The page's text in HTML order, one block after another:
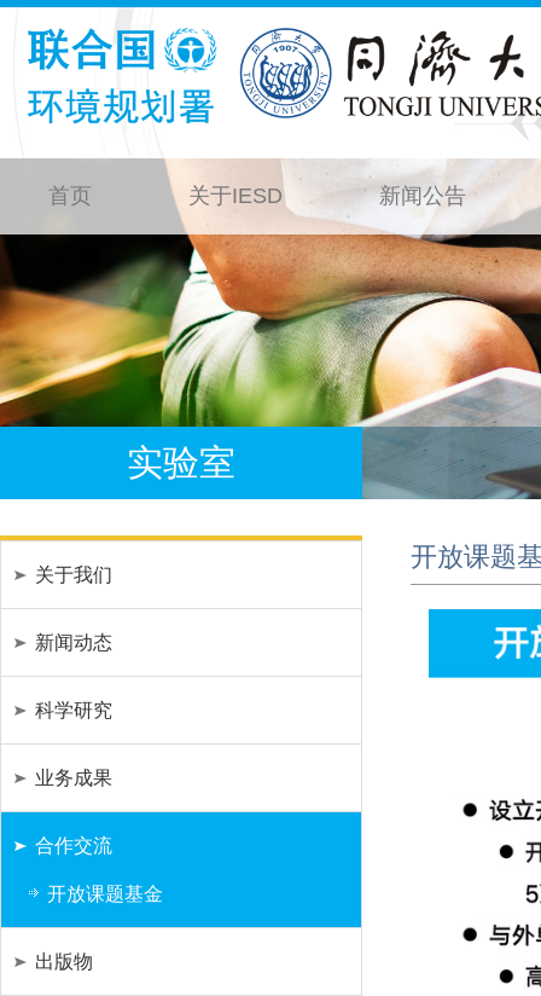
首页 关于IESD 新闻公告
实验室
关于我们
新闻动态
科学研究
业务成果
合作交流
开放课题基金
出版物
开放课题